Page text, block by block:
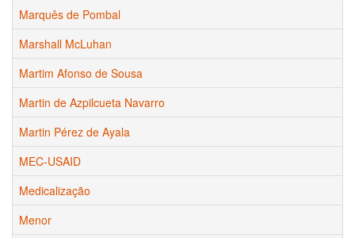
Marquês de Pombal
Marshall McLuhan
Martim Afonso de Sousa
Martin de Azpilcueta Navarro
Martin Pérez de Ayala
MEC-USAID
Medicalização
Menor